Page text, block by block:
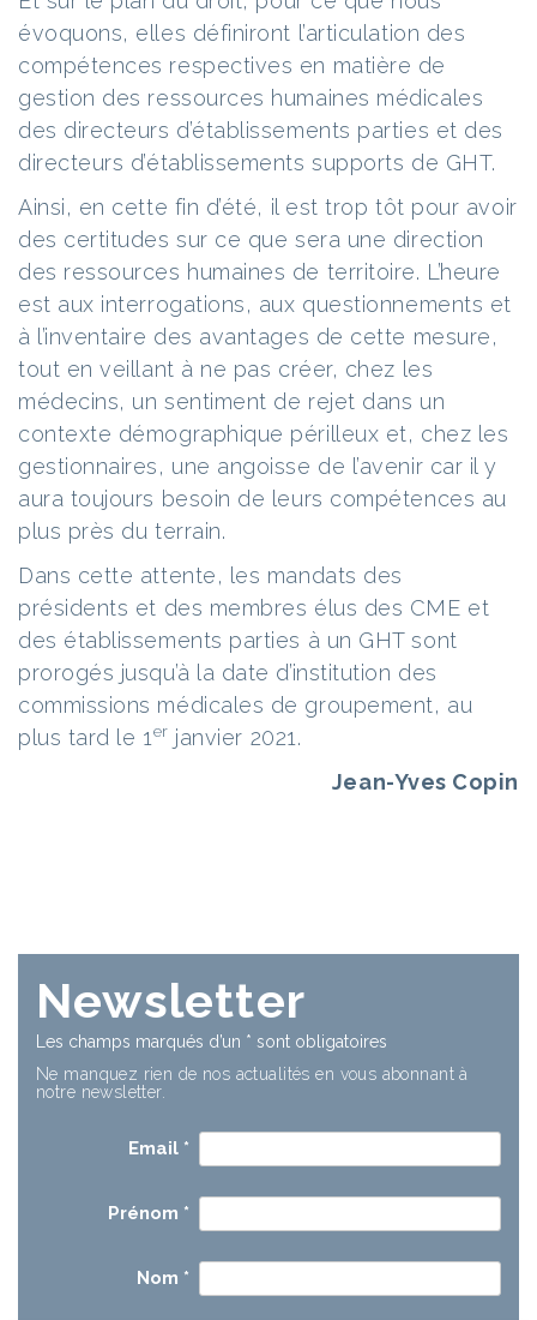
évoquons, elles définiront l’articulation des
compétences respectives en matière de
gestion des ressources humaines médicales
des directeurs d’établissements parties et des
directeurs d’établissements supports de GHT.
Ainsi, en cette fin d’été, il est trop tôt pour avoir
des certitudes sur ce que sera une direction
des ressources humaines de territoire. L’heure
est aux interrogations, aux questionnements et
à l’inventaire des avantages de cette mesure,
tout en veillant à ne pas créer, chez les
médecins, un sentiment de rejet dans un
contexte démographique périlleux et, chez les
gestionnaires, une angoisse de l’avenir car il y
aura toujours besoin de leurs compétences au
plus près du terrain.
Dans cette attente, les mandats des
présidents et des membres élus des CME et
des établissements parties à un GHT sont
prorogés jusqu’à la date d’institution des
commissions médicales de groupement, au
plus tard le 1 er janvier 2021.
Jean-Yves Copin
Newsletter
Les champs marqués d’un * sont obligatoires
Ne manquez rien de nos actualités en vous abonnant à
notre newsletter.
Email *
Prénom *
Nom *